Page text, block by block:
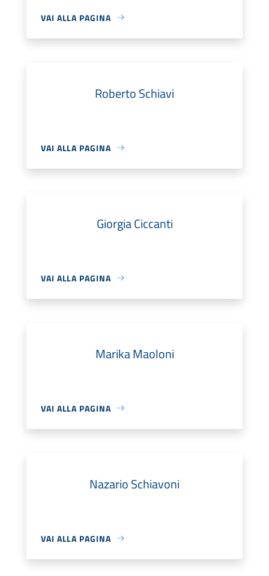
VAI ALLA PAGINA
Roberto Schiavi
VAI ALLA PAGINA
Giorgia Ciccanti
VAI ALLA PAGINA
Marika Maoloni
VAI ALLA PAGINA
Nazario Schiavoni
VAI ALLA PAGINA